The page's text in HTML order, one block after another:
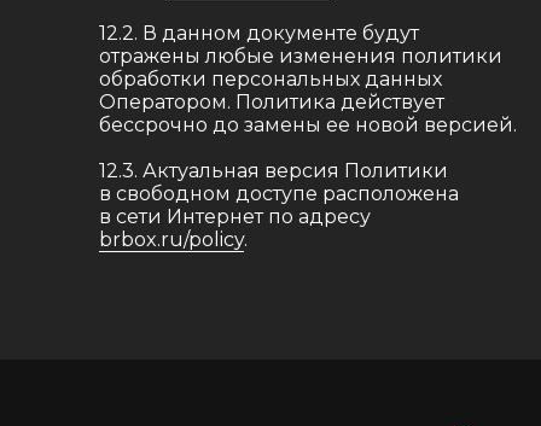
12.2. В данном документе будут
отражены любые изменения политики
обработки персональных данных
Оператором. Политика действует
бессрочно до замены ее новой версией.
12.3. Актуальная версия Политики
в свободном доступе расположена
в сети Интернет по адресу
brbox.ru/policy.